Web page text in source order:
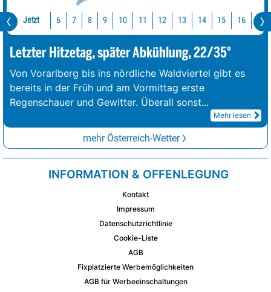
Jetzt 6 7 8 9 10 11 12 13 14 15 16 17
Letzter Hitzetag, später Abkühlung, 22/35°
Von Vorarlberg bis ins nördliche Waldviertel gibt es
bereits in der Früh und am Vormittag erste
Regenschauer und Gewitter. Überall sonst...
Mehr lesen
mehr Österreich-Wetter
INFORMATION & OFFENLEGUNG
Kontakt
Impressum
Datenschutzrichtlinie
Cookie-Liste
AGB
Fixplatzierte Werbemöglichkeiten
AGB für Werbeeinschaltungen